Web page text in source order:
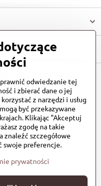
RedditLinkedInWhatsApp
E-
mail
Następny produkt
odwiedzanie tej
i zbierać dane o jej
z narzędzi i usług
być przekazywane
Klikając "Akceptuj
zgodę na takie
znaleźć szczegółowe
swoje preferencje.
prywatności